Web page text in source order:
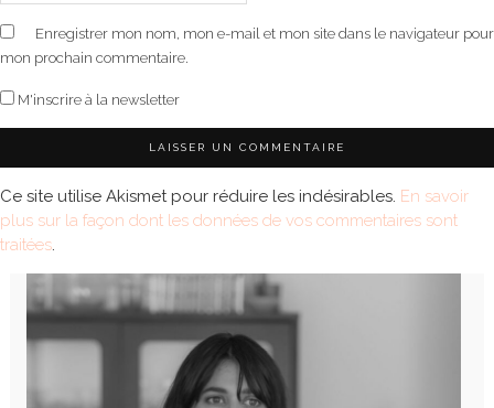
Enregistrer mon nom, mon e-mail et mon site dans le navigateur pour
mon prochain commentaire.
M'inscrire à la newsletter
Ce site utilise Akismet pour réduire les indésirables. En savoir
plus sur la façon dont les données de vos commentaires sont
traitées.